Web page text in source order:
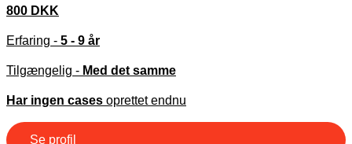
800 DKK
Erfaring - 5 - 9 år
Tilgængelig - Med det samme
Har ingen cases oprettet endnu
Se profil